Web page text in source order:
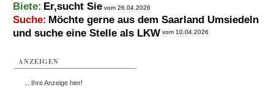
Biete: Er,sucht Sie vom 26.04.2026
Suche: Möchte gerne aus dem Saarland Umsiedeln
und suche eine Stelle als LKW vom 10.04.2026
ANZEIGEN
...Ihre Anzeige hier!